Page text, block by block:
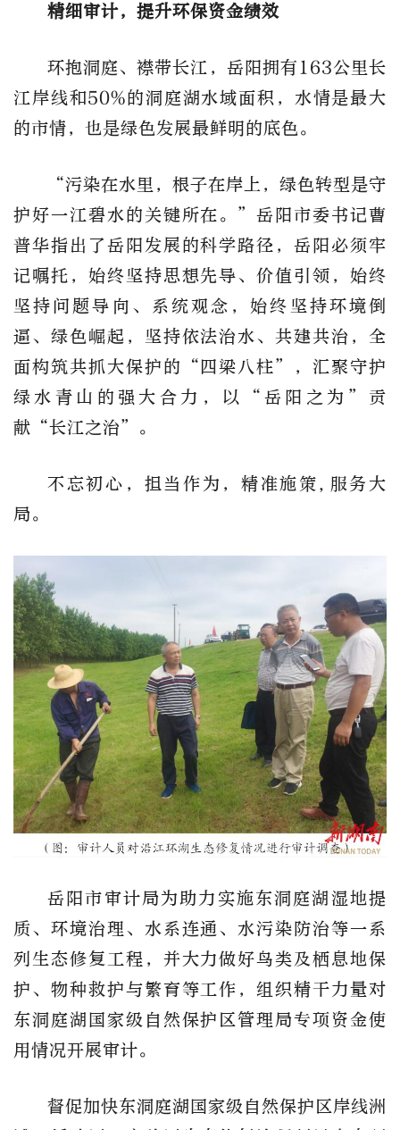
精细审计，提升环保资金绩效
环抱洞庭、襟带长江，岳阳拥有163公里长
江岸线和50%的洞庭湖水域面积，水情是最大
的市情，也是绿色发展最鲜明的底色。
“污染在水里，根子在岸上，绿色转型是守
护好一江碧水的关键所在。”岳阳市委书记曹
普华指出了岳阳发展的科学路径，岳阳必须牢
记嘱托，始终坚持思想先导、价值引领，始终
坚持问题导向、系统观念，始终坚持环境倒
逼、绿色崛起，坚持依法治水、共建共治，全
面构筑共抓大保护的“四梁八柱”，汇聚守护
绿水青山的强大合力，以“岳阳之为”贡
献“长江之治”。
不忘初心，担当作为，精准施策,服务大
局。
岳阳市审计局为助力实施东洞庭湖湿地提
质、环境治理、水系连通、水污染防治等一系
列生态修复工程，并大力做好鸟类及栖息地保
护、物种救护与繁育等工作，组织精干力量对
东洞庭湖国家级自然保护区管理局专项资金使
用情况开展审计。
督促加快东洞庭湖国家级自然保护区岸线洲